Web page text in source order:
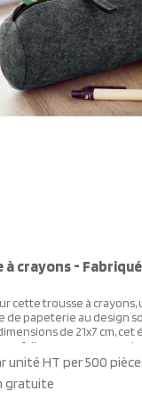
à crayons -
cette trousse à crayons,
de papeterie au design
de 21x7 cm, cet
pour ranger vos
petits accessoires. Idéal
et élégance, tout en
unité HT per 500
gratuite